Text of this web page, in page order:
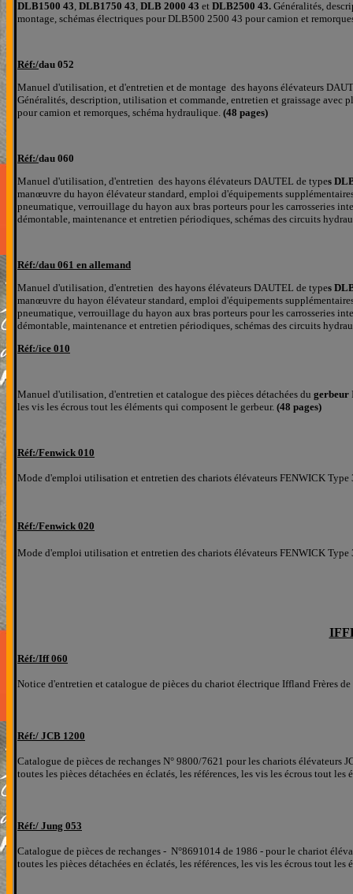
DLB1500 43, DLB1750 43, DLB 2000 43 et DLB2500 43. Généralités,
montage, schémas électriques pour DLB500 2500 43 pour camion et
Réf:/dau 052
Manuel d'utilisation, et d'entretien et de montage des hayons élévateurs
Généralités, description, utilisation et commande, entretien et graissage avec
pour camion et remorques, schéma hydraulique. (48 pages)
Réf:/dau 060
Manuel d'utilisation, d'entretien des hayons élévateurs DAUTEL de types
manœuvre du hayon élévateur standard, emploi d'équipements
pneumatique, verrouillage du hayon aux bras porteurs pour les carrosseries
démontable, maintenance et entretien périodiques, schémas des circuits
Réf:/dau 061 en allemand
Manuel d'utilisation, d'entretien des hayons élévateurs DAUTEL de types
manœuvre du hayon élévateur standard, emploi d'équipements
pneumatique, verrouillage du hayon aux bras porteurs pour les carrosseries
démontable, maintenance et entretien périodiques, schémas des circuits
Réf:/ice 010
Manuel d'utilisation, d'entretien et catalogue des pièces détachées du gerbeur
les vis les écrous tout les éléments qui composent le gerbeur. (48 pages)
Réf:/Fenwick 010
Mode d'emploi utilisation et entretien des chariots élévateurs FENWICK Type
Réf:/Fenwick 020
Mode d'emploi utilisation et entretien des chariots élévateurs FENWICK Type
Réf:/Iff 060
Notice d'entretien et catalogue de pièces du chariot électrique Iffland Frères
Réf:/ JCB 1200
Catalogue de pièces de rechanges N° 9800/7621 pour les chariots
toutes les pièces détachées en éclatés, les références, les vis les écrous tout les
Réf:/ Jung 053
Catalogue de pièces de rechanges - N°8691014 de 1986 - pour le chariot
toutes les pièces détachées en éclatés, les références, les vis les écrous tout les